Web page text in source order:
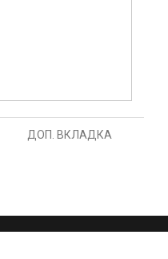
ДОП. ВКЛАДКА